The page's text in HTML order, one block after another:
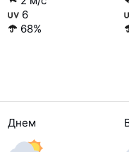
6
68%
Днем